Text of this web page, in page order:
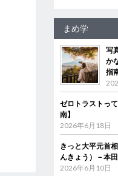
まめ学
写
か
指
ゼロトラストっ
南】
2026年6月18日
きっと大平元首
んきょう）－本
2026年6月10日